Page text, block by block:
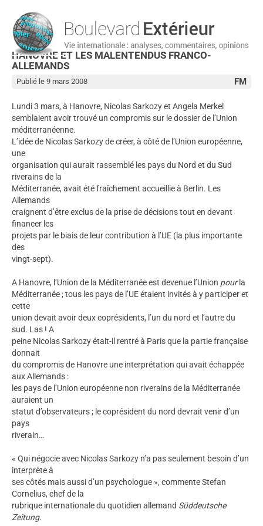
HANOVRE ET LES MALENTENDUS FRANCO-
ALLEMANDS
FM
Publié le 9 mars 2008
Lundi 3 mars, à Hanovre, Nicolas Sarkozy et Angela Merkel
semblaient avoir trouvé un compromis sur le dossier de l’Union
méditerranéenne.
L’idée de Nicolas Sarkozy de créer, à côté de l’Union européenne,
une
organisation qui aurait rassemblé les pays du Nord et du Sud
riverains de la
Méditerranée, avait été fraîchement accueillie à Berlin. Les
Allemands
craignent d’être exclus de la prise de décisions tout en devant
financer les
projets par le biais de leur contribution à l’UE (la plus importante
des
vingt-sept).
A Hanovre, l’Union de la Méditerranée est devenue l’Union pour la
Méditerranée ; tous les pays de l’UE étaient invités à y participer et
cette
union devait avoir deux coprésidents, l’un du nord et l’autre du
sud. Las ! A
peine Nicolas Sarkozy était-il rentré à Paris que la partie française
donnait
du compromis de Hanovre une interprétation qui avait échappée
aux Allemands :
les pays de l’Union européenne non riverains de la Méditerranée
auraient un
statut d’observateurs ; le coprésident du nord devrait venir d’un
pays
riverain…
« Qui négocie avec Nicolas Sarkozy n’a pas seulement besoin d’un
interprète à
ses côtés mais aussi d’un psychologue », commente Stefan
Cornelius, chef de la
rubrique internationale du quotidien allemand Süddeutsche
Zeitung.